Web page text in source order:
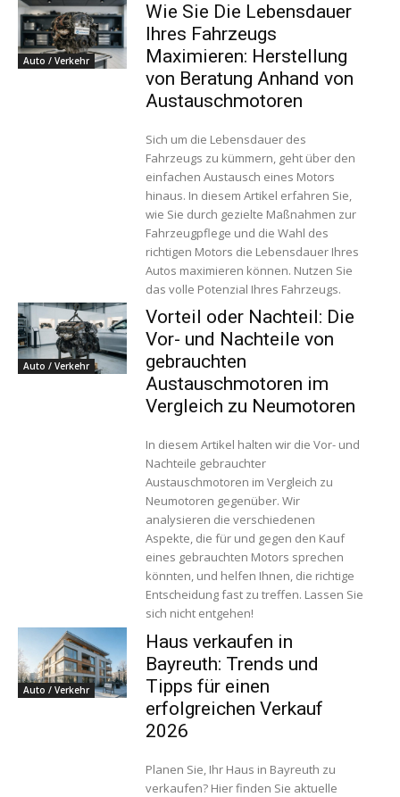
Auto / Verkehr
Wie Sie Die Lebensdauer
Ihres Fahrzeugs
Maximieren: Herstellung
von Beratung Anhand von
Austauschmotoren
Sich um die Lebensdauer des
Fahrzeugs zu kümmern, geht über den
einfachen Austausch eines Motors
hinaus. In diesem Artikel erfahren Sie,
wie Sie durch gezielte Maßnahmen zur
Fahrzeugpflege und die Wahl des
richtigen Motors die Lebensdauer Ihres
Autos maximieren können. Nutzen Sie
das volle Potenzial Ihres Fahrzeugs.
Auto / Verkehr
Vorteil oder Nachteil: Die
Vor- und Nachteile von
gebrauchten
Austauschmotoren im
Vergleich zu Neumotoren
In diesem Artikel halten wir die Vor- und
Nachteile gebrauchter
Austauschmotoren im Vergleich zu
Neumotoren gegenüber. Wir
analysieren die verschiedenen
Aspekte, die für und gegen den Kauf
eines gebrauchten Motors sprechen
könnten, und helfen Ihnen, die richtige
Entscheidung fast zu treffen. Lassen Sie
sich nicht entgehen!
Auto / Verkehr
Haus verkaufen in
Bayreuth: Trends und
Tipps für einen
erfolgreichen Verkauf
2026
Planen Sie, Ihr Haus in Bayreuth zu
verkaufen? Hier finden Sie aktuelle